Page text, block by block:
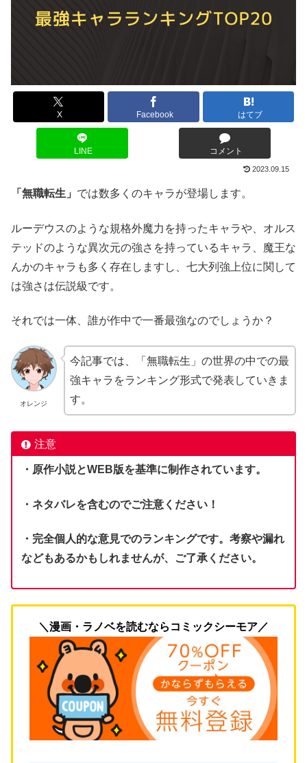
X Facebook はてブ
LINE コメント
2023.09.15
「無職転生」 では数多くのキャラが登場します。
ルーデウスのような規格外魔力を持ったキャラや、オルス
テッドのような異次元の強さを持っているキャラ、魔王な
んかのキャラも多く存在しますし、七大列強上位に関して
は強さは伝説級です。
それでは一体、誰が作中で一番最強なのでしょうか？
オレンジ
今記事では、「無職転生」の世界の中での最
強キャラをランキング形式で発表していきま
す。
注意
・原作小説とWEB版を基準に制作されています。
・ネタバレを含むのでご注意ください！
・完全個人的な意見でのランキングです。考察や漏れ
などもあるかもしれませんが、ご了承ください。
＼漫画・ラノベを読むならコミックシーモア／